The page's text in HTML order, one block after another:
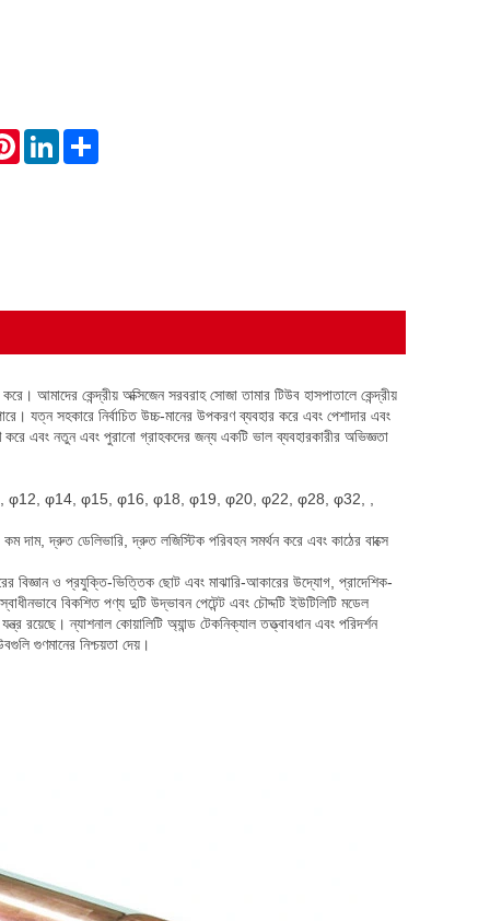
PinterestLinkedInShare
আমাদের কেন্দ্রীয় অক্সিজেন সরবরাহ সোজা তামার টিউব হাসপাতালে কেন্দ্রীয়
যত্ন সহকারে নির্বাচিত উচ্চ-মানের উপকরণ ব্যবহার করে এবং পেশাদার এবং
এবং নতুন এবং পুরানো গ্রাহকদের জন্য একটি ভাল ব্যবহারকারীর অভিজ্ঞতা
φ8, φ10, φ12, φ14, φ15, φ16, φ18, φ19, φ20, φ22, φ28, φ32, ,
দাম, দ্রুত ডেলিভারি, দ্রুত লজিস্টিক পরিবহন সমর্থন করে এবং কাঠের বাক্সে
বিজ্ঞান ও প্রযুক্তি-ভিত্তিক ছোট এবং মাঝারি-আকারের উদ্যোগ, প্রাদেশিক-
বিকশিত পণ্য দুটি উদ্ভাবন পেটেন্ট এবং চৌদ্দটি ইউটিলিটি মডেল
রয়েছে। ন্যাশনাল কোয়ালিটি অ্যান্ড টেকনিক্যাল তত্ত্বাবধান এবং পরিদর্শন
গুণমানের নিশ্চয়তা দেয়।